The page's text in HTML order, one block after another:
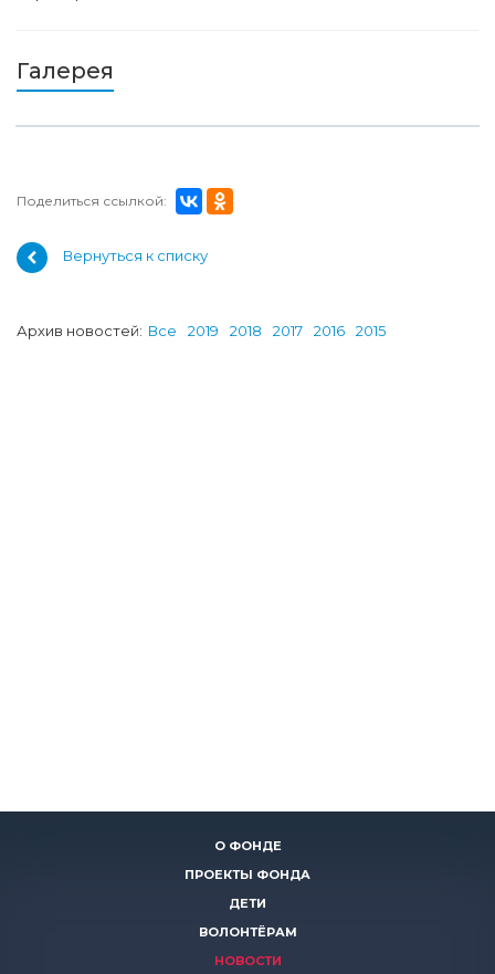
Галерея
Поделиться ссылкой:
Вернуться к списку
Архив новостей: Все 2019 2018 2017 2016 2015
О ФОНДЕ
ПРОЕКТЫ ФОНДА
ДЕТИ
ВОЛОНТЁРАМ
НОВОСТИ